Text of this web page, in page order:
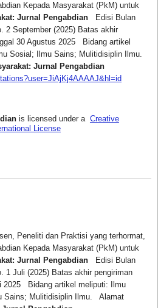
Kepada Masyarakat (PkM) untuk
Jurnal PengabdianEdisi Bulan
2 September (2025) Batas akhir
30 Agustus 2025 Bidang artikel
Sosial; Ilmu Sains; Mulitidisiplin Ilmu.
Jurnal Pengabdian
is licensed under a Creative
License
Peneliti dan Praktisi yang terhormat,
Kepada Masyarakat (PkM) untuk
Jurnal PengabdianEdisi Bulan
1 Juli (2025) Batas akhir pengiriman
2025 Bidang artikel meliputi: Ilmu
Sains; Mulitidisiplin Ilmu. Alamat